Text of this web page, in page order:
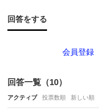
す
あ
れ
回答をする
会員登録
回答一覧（10）
アクティブ 投票数順 新しい順